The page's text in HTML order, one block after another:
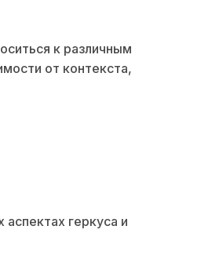
к различным
от контекста,
геркуса и